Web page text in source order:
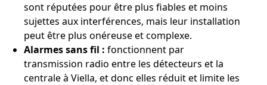
sont réputées pour être plus fiables et moins
sujettes aux interférences, mais leur installation
peut être plus onéreuse et complexe.
Alarmes sans fil : fonctionnent par
transmission radio entre les détecteurs et la
centrale à Viella, et donc elles réduit et limite les